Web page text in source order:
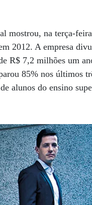
mostrou, na terça-
2012. A empresa
R$ 7,2 milhões um
85% nos últimos
alunos do ensino